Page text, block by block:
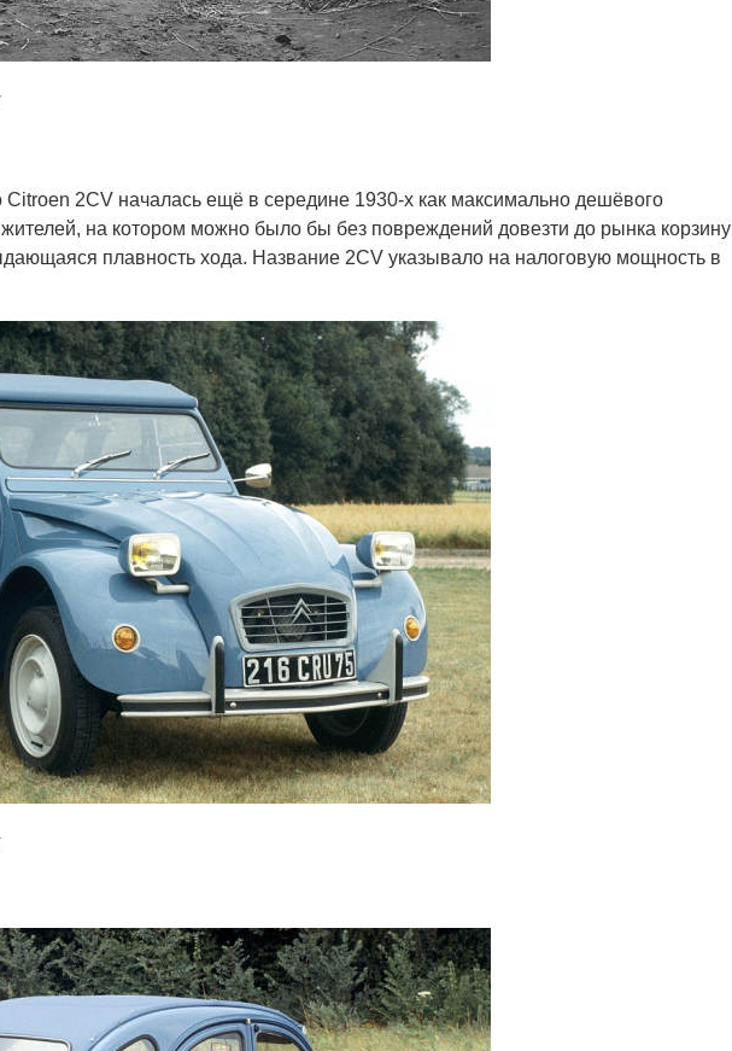
Citroen 2CV началась ещё в середине 1930-х как максимально дешёвого
на котором можно было бы без повреждений довезти до рынка корзину
плавность хода. Название 2CV указывало на налоговую мощность в